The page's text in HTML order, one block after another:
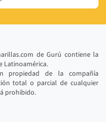
de Gurú contiene la
Latinoamérica.
propiedad de la compañía
total o parcial de cualquier
prohibido.